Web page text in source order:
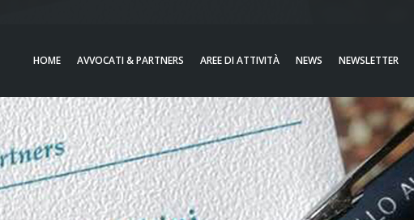
HOME
AVVOCATI & PARTNERS AREE DI ATTIVITÀ NEWS NEWSLETTER